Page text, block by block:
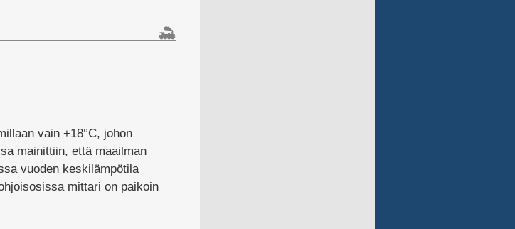
vain +18°C, johon
mainittiin, että maailman
vuoden keskilämpötila
mittari on paikoin